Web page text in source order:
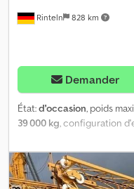
Rinteln 828 km
Demander
État:d'occasion, poids
39 000 kg, configuration
,
allemand,\nporte arrière
forme,\nfreins à tambour
téléphone\nChristian